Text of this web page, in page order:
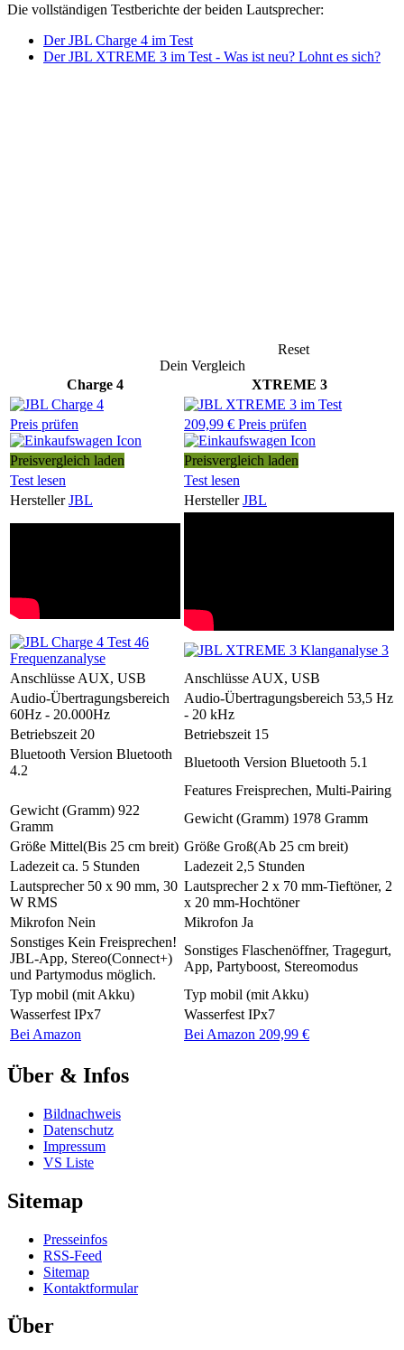
Die vollständigen Testberichte der beiden Lautsprecher:
Der JBL Charge 4 im Test
Der JBL XTREME 3 im Test - Was ist neu? Lohnt es sich?
Reset
Dein Vergleich
Charge 4
XTREME 3
Preis prüfen 209,99 € Preis prüfen
Preisvergleich laden
Preisvergleich laden
Test lesen
Test lesen
Hersteller JBL Hersteller JBL
Anschlüsse AUX, USB Anschlüsse AUX, USB
Audio-Übertragungsbereich
60Hz - 20.000Hz
Audio-Übertragungsbereich 53,5 Hz
- 20 kHz
Betriebszeit 20 Betriebszeit 15
Bluetooth Version Bluetooth
4.2
Bluetooth Version Bluetooth 5.1
Features Freisprechen, Multi-Pairing
Gewicht (Gramm) 922
Gramm
Gewicht (Gramm) 1978 Gramm
Größe Mittel(Bis 25 cm breit) Größe Groß(Ab 25 cm breit)
Ladezeit ca. 5 Stunden Ladezeit 2,5 Stunden
Lautsprecher50 x 90 mm, 30
W RMS
Lautsprecher2 x 70 mm-Tieftöner, 2
x 20 mm-Hochtöner
Mikrofon Nein Mikrofon Ja
Sonstiges Kein Freisprechen!
JBL-App, Stereo(Connect+)
und Partymodus möglich.
Sonstiges Flaschenöffner, Tragegurt,
App, Partyboost, Stereomodus
Typ mobil (mit Akku) Typ mobil (mit Akku)
Wasserfest IPx7 Wasserfest IPx7
Bei Amazon
Bei Amazon 209,99 €
Über & Infos
Bildnachweis
Datenschutz
Impressum
VS Liste
Sitemap
Presseinfos
RSS-Feed
Sitemap
Kontaktformular
Über